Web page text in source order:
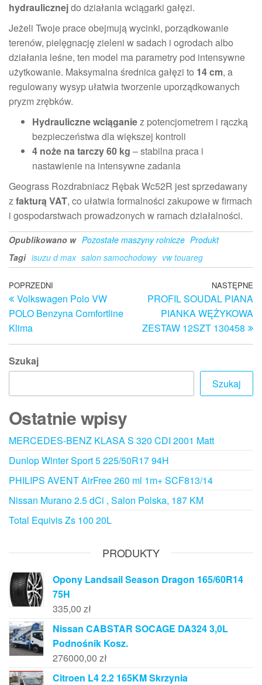
hydraulicznejdo działania wciągarki gałęzi.
Jeżeli Twoje prace obejmują wycinki, porządkowanie
terenów, pielęgnację zieleni w sadach i ogrodach albo
działania leśne, ten model ma parametry pod intensywne
użytkowanie. Maksymalna średnica gałęzi to 14 cm, a
regulowany wysyp ułatwia tworzenie uporządkowanych
pryzm zrębków.
Hydrauliczne wciąganiez potencjometrem i rączką
bezpieczeństwa dla większej kontroli
4 noże na tarczy 60 kg – stabilna praca i
nastawienie na intensywne zadania
Geograss Rozdrabniacz Rębak Wc52R jest sprzedawany
zfakturą VAT, co ułatwia formalności zakupowe w firmach
i gospodarstwach prowadzonych w ramach działalności.
Opublikowano w Pozostałe maszyny rolnicze Produkt
Tagi isuzu d max salon samochodowy vw touareg
Nawigacja
wpisu
Poprzedni
wpis
POPRZEDNI
Volkswagen Polo VW
POLO Benzyna Comfortline
Klima
NASTĘPNE
PROFIL SOUDAL PIANA
PIANKA WĘŻYKOWA
ZESTAW 12SZT 130458
Szukaj
Szukaj
Ostatnie wpisy
MERCEDES-BENZ KLASA S 320 CDI 2001 Matt
Dunlop Winter Sport 5 225/50R17 94H
PHILIPS AVENT AirFree 260 ml 1m+ SCF813/14
Nissan Murano 2.5 dCi , Salon Polska, 187 KM
Total Equivis Zs 100 20L
PRODUKTY
Opony Landsail Season Dragon 165/60R14
75H
335,00 zł
Nissan CABSTAR SOCAGE DA324 3,0L
Podnośnik Kosz.
276000,00 zł
Citroen L4 2.2 165KM Skrzynia